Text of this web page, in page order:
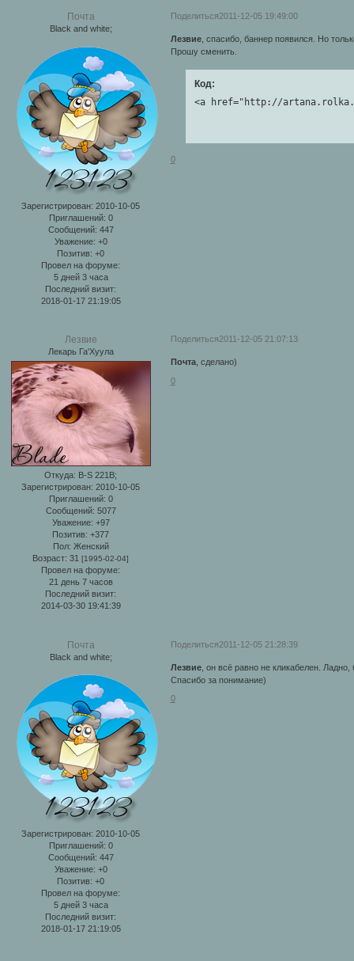
Поделиться2011-12-05 19:49:00
Почта
Black and white;
Зарегистрирован: 2010-10-05
Приглашений: 0
Сообщений: 447
Уважение: +0
Позитив: +0
Провел на форуме:
5 дней 3 часа
Последний визит:
2018-01-17 21:19:05
Лезвие, спасибо, баннер появился. Но
Прошу сменить.
Код:
<a href="http://
0
Поделиться2011-12-05 21:07:13
Лезвие
Лекарь Га'Хуула
Откуда: B-S 221B;
Зарегистрирован: 2010-10-05
Приглашений: 0
Сообщений: 5077
Уважение: +97
Позитив: +377
Пол: Женский
Возраст: 31[1995-02-04]
Провел на форуме:
21 день 7 часов
Последний визит:
2014-03-30 19:41:39
Почта, сделано)
0
Поделиться2011-12-05 21:28:39
Почта
Black and white;
Зарегистрирован: 2010-10-05
Приглашений: 0
Сообщений: 447
Уважение: +0
Позитив: +0
Провел на форуме:
5 дней 3 часа
Последний визит:
2018-01-17 21:19:05
Лезвие, он всё равно не кликабелен.
Спасибо за понимание)
0